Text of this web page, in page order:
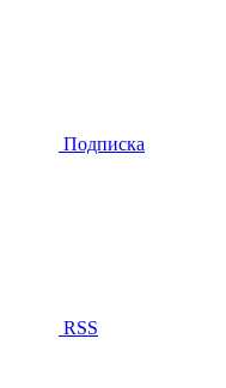
Подписка
RSS